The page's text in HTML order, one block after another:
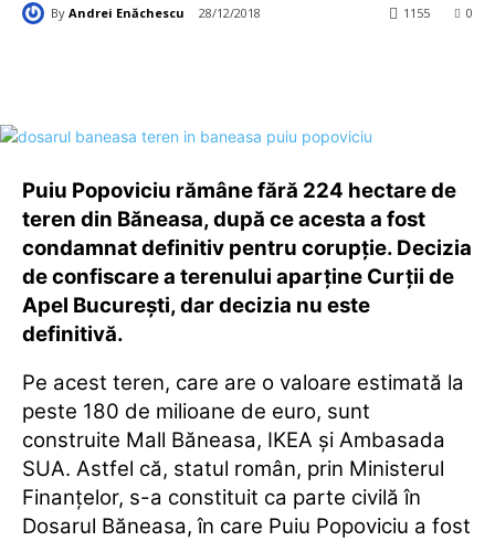
By Andrei Enăchescu 28/12/2018 0
1155
Puiu Popoviciu rămâne fără 224 hectare de
teren din Băneasa, după ce acesta a fost
condamnat definitiv pentru corupție. Decizia
de confiscare a terenului aparține Curții de
Apel București, dar decizia nu este
definitivă.
Pe acest teren, care are o valoare estimată la
peste 180 de milioane de euro, sunt
construite Mall Băneasa, IKEA și Ambasada
SUA. Astfel că, statul român, prin Ministerul
Finanțelor, s-a constituit ca parte civilă în
Dosarul Băneasa, în care Puiu Popoviciu a fost